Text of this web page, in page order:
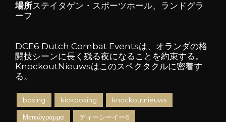
場所ステイタゲン・スポーツホール、ランドグラ
ーフ
DCE6 Dutch Combat Eventsは、オランダの格
闘技シーンに長く残る夜になることを約束する。
KnockoutNieuwsはこのスペクタクルに密着す
る。
boxing kickboxing knockoutnieuws
Μετεώγραμμα ディーシーイー6